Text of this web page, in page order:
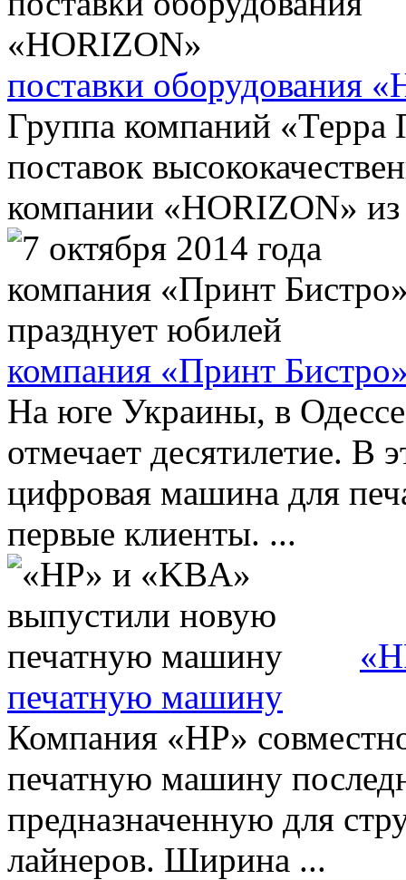
поставки оборудования
Группа компаний «Терра
поставок
компании «HORIZON»
компания «Принт
На юге Украины, в
отмечает десятилетие. В
цифровая машина для
первые клиенты. ...
печатную машину
Компания «HP»
печатную машину
предназначенную для
лайнеров. Ширина ...